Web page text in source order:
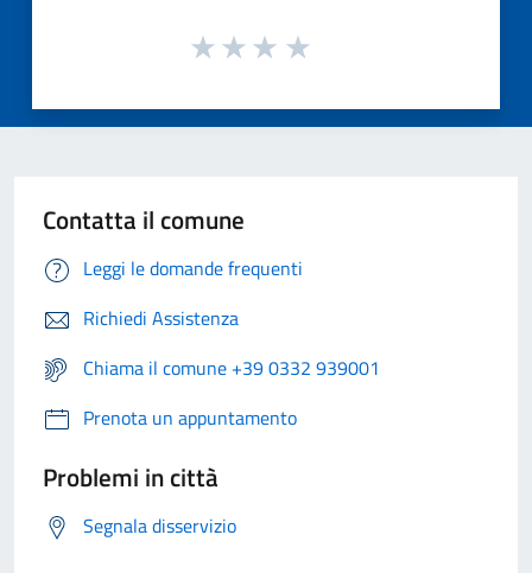
Contatta il comune
Leggi le domande frequenti
Richiedi Assistenza
Chiama il comune +39 0332 939001
Prenota un appuntamento
Problemi in città
Segnala disservizio